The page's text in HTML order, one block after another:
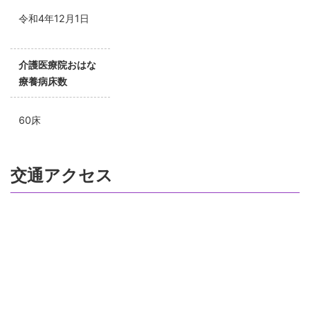
令和4年12月1日
介護医療院おはな
療養病床数
60床
交通アクセス